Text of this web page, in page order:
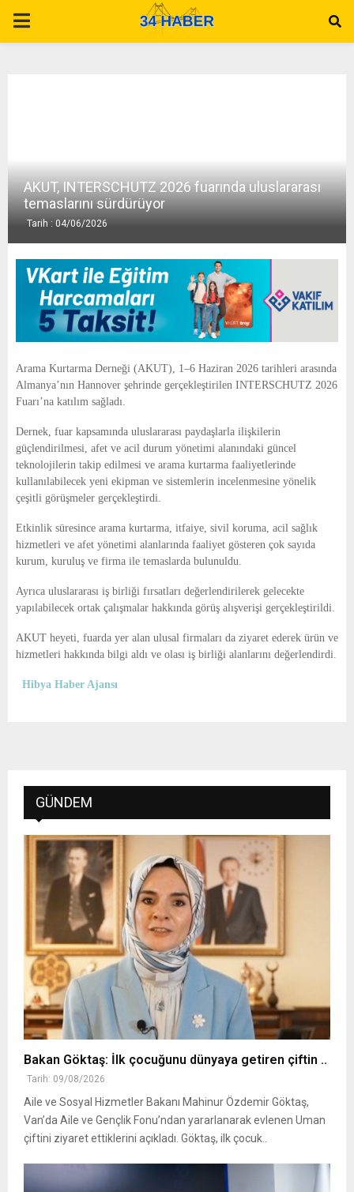
P
A
E
N
U
AKUT, INTERSCHUTZ 2026 fuarında uluslararası
temaslarını sürdürüyor
Tarih : 04/06/2026
Arama Kurtarma Derneği (AKUT), 1–6 Haziran 2026 tarihleri arasında
Almanya’nın Hannover şehrinde gerçekleştirilen INTERSCHUTZ 2026
Fuarı’na katılım sağladı.
Dernek, fuar kapsamında uluslararası paydaşlarla ilişkilerin
güçlendirilmesi, afet ve acil durum yönetimi alanındaki güncel
teknolojilerin takip edilmesi ve arama kurtarma faaliyetlerinde
kullanılabilecek yeni ekipman ve sistemlerin incelenmesine yönelik
çeşitli görüşmeler gerçekleştirdi.
Etkinlik süresince arama kurtarma, itfaiye, sivil koruma, acil sağlık
hizmetleri ve afet yönetimi alanlarında faaliyet gösteren çok sayıda
kurum, kuruluş ve firma ile temaslarda bulunuldu.
Ayrıca uluslararası iş birliği fırsatları değerlendirilerek gelecekte
yapılabilecek ortak çalışmalar hakkında görüş alışverişi gerçekleştirildi.
AKUT heyeti, fuarda yer alan ulusal firmaları da ziyaret ederek ürün ve
hizmetleri hakkında bilgi aldı ve olası iş birliği alanlarını değerlendirdi.
Hibya Haber Ajansı
GÜNDEM
Bakan Göktaş: İlk çocuğunu dünyaya getiren çiftin ..
Tarih: 09/08/2026
Aile ve Sosyal Hizmetler Bakanı Mahinur Özdemir Göktaş,
Van’da Aile ve Gençlik Fonu’ndan yararlanarak evlenen Uman
çiftini ziyaret ettiklerini açıkladı. Göktaş, ilk çocuk..